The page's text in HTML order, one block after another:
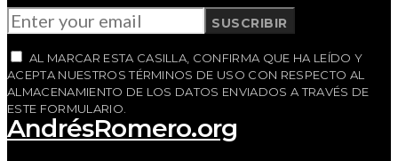
SUSCRIBIR
AL MARCAR ESTA CASILLA, CONFIRMA QUE HA LEÍDO Y
ACEPTA NUESTROS TÉRMINOS DE USO CON RESPECTO AL
ALMACENAMIENTO DE LOS DATOS ENVIADOS A TRAVÉS DE
ESTE FORMULARIO.
AndrésRomero.org